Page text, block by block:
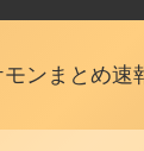
モンまとめ速